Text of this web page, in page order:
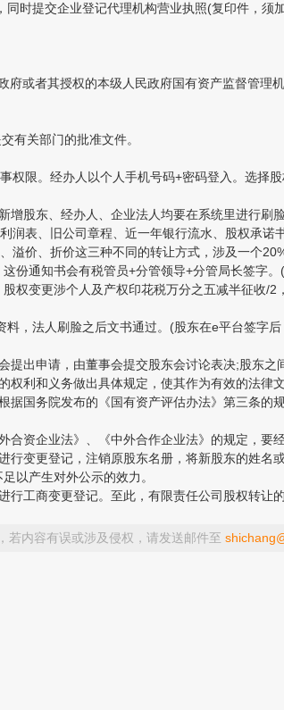
提交企业登记代理机构营业执照(复印件，须
者其授权的本级人民政府国有资产监督管理
关部门的批准文件。
限。经办人以个人手机号码+密码登入。选择
东、经办人、企业法人均要在系统里进行刷
表、旧公司章程、近一年银行流水、股权承诺
溢价、折价这三种不同的转让方式，涉及一个
通知书会有税管员+分管领导+分管局长签字
变更涉个人及产权印花税万分之五减半征收/2
法人刷脸之后文书通过。(股东在e平台签字后
申请，由董事会提交股东会讨论表决;股东之
和义务做出具体规定，使其作为有效的法律
务院发布的《国有资产评估办法》第三条的
企业法》、《中外合作企业法》的规定，要
更登记，注销原股东名册，将新股东的姓名
以产生对外公示的效力。
商变更登记。至此，有限责任公司股权转让的
若内容有误或涉及侵权，请发送邮件至